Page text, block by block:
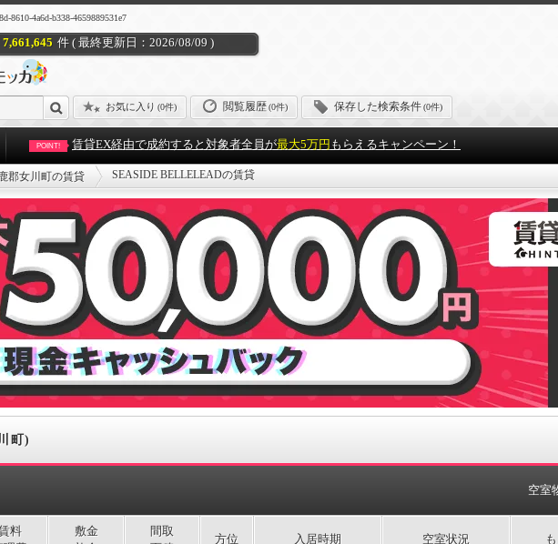
4a6d-b338-4659889531e7
7,661,645 件 ( 最終更新日：2026/08/09 )
お気に入り (0件) 閲覧履歴(0件) 保存した検索条件(0件)
POINT! 賃貸EX経由で成約すると対象者全員が最大5万円 もらえるキャンペーン！
郡女川町の賃貸 SEASIDE BELLELEADの賃貸
町)
空室
料
敷金
間取
方位 入居時期 空室状況